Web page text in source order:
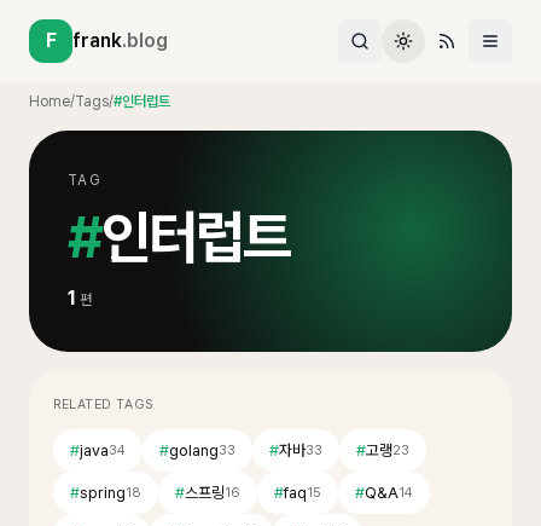
F frank.blog
Home/Tags/#인터럽트
TAG
#인터럽트
1 편
RELATED TAGS
#java34 #golang33 #자바33 #고랭23
#spring18 #스프링16 #faq15 #Q&A14